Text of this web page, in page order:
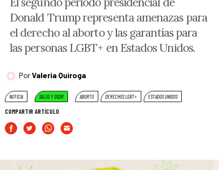
Donald Trump representa amenazas para
el derecho al aborto y las garantías para
las personas LGBT+ en Estados Unidos.
PorValeria Quiroga
NOTICIA SALUD Y DSDR ABORTO DERECHOS LGBT+ ESTADOS UNIDOS
COMPARTIR ARTÍCULO